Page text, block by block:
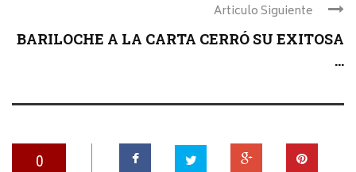
Articulo Siguiente
BARILOCHE A LA CARTA CERRÓ SU EXITOSA
...
0